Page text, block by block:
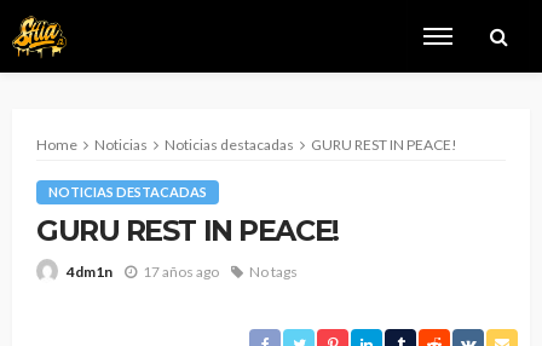
Home Noticias Noticias destacadas GURU REST IN PEACE!
NOTICIAS DESTACADAS
GURU REST IN PEACE!
4dm1n 17 años ago No tags